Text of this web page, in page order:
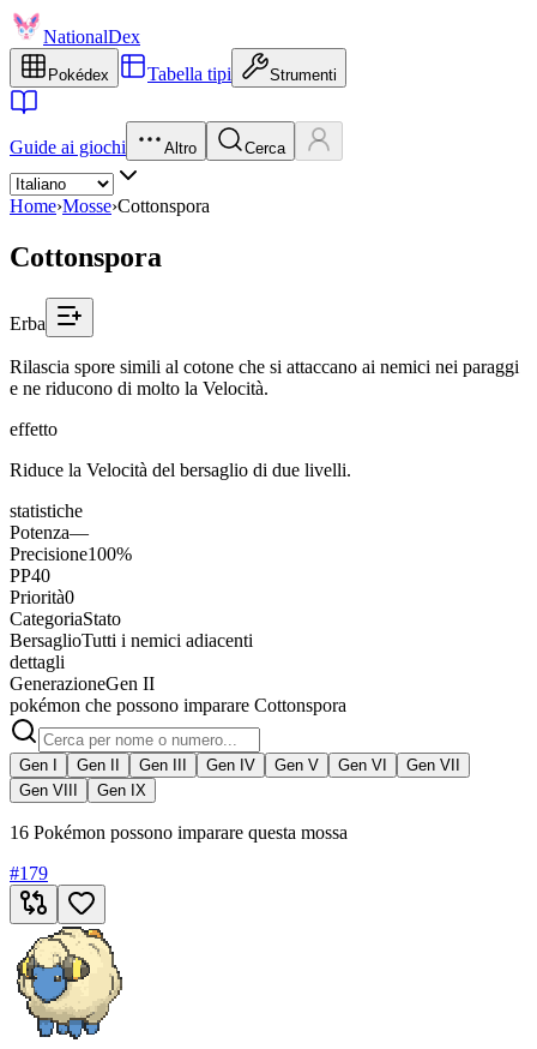
NationalDex
Pokédex Tabella tipi Strumenti
Guide ai giochi Altro Cerca
Home›Mosse›Cottonspora
Cottonspora
Erba
Rilascia spore simili al cotone che si attaccano ai nemici nei paraggi
e ne riducono di molto la Velocità.
effetto
Riduce la Velocità del bersaglio di due livelli.
statistiche
Potenza—
Precisione100%
PP40
Priorità0
CategoriaStato
BersaglioTutti i nemici adiacenti
dettagli
GenerazioneGen II
pokémon che possono imparare Cottonspora
Gen I Gen II Gen III Gen IV Gen V Gen VI
Gen VII
Gen VIII
Gen IX
16 Pokémon possono imparare questa mossa
#179